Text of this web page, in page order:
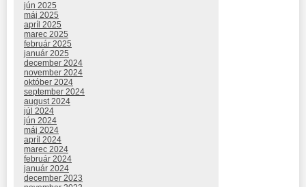
jún 2025
máj 2025
apríl 2025
marec 2025
február 2025
január 2025
december 2024
november 2024
október 2024
september 2024
august 2024
júl 2024
jún 2024
máj 2024
apríl 2024
marec 2024
február 2024
január 2024
december 2023